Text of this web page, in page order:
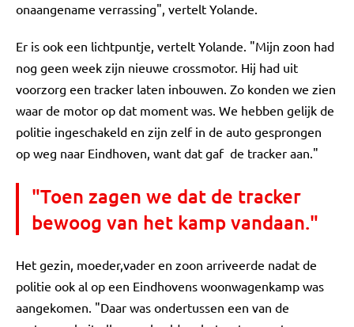
onaangename verrassing", vertelt Yolande.
Er is ook een lichtpuntje, vertelt Yolande. "Mijn zoon had
nog geen week zijn nieuwe crossmotor. Hij had uit
voorzorg een tracker laten inbouwen. Zo konden we zien
waar de motor op dat moment was. We hebben gelijk de
politie ingeschakeld en zijn zelf in de auto gesprongen
op weg naar Eindhoven, want dat gaf de tracker aan."
"Toen zagen we dat de tracker
bewoog van het kamp vandaan."
Het gezin, moeder,vader en zoon arriveerde nadat de
politie ook al op een Eindhovens woonwagenkamp was
aangekomen. "Daar was ondertussen een van de